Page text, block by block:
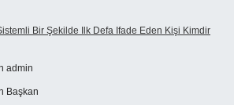
Bir Şekilde Ilk Defa Ifade Eden Kişi Kimdir
admin
Başkan